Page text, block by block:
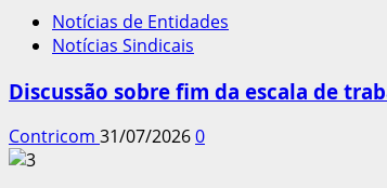
Notícias de Entidades
Notícias Sindicais
Discussão sobre fim da escala de
Contricom 31/07/20260